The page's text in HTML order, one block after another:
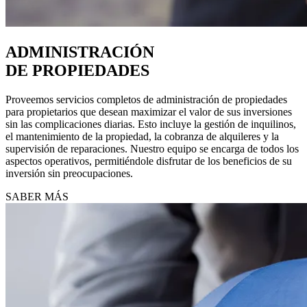
ADMINISTRACIÓN
DE PROPIEDADES
Proveemos servicios completos de administración de propiedades
para propietarios que desean maximizar el valor de sus inversiones
sin las complicaciones diarias. Esto incluye la gestión de inquilinos,
el mantenimiento de la propiedad, la cobranza de alquileres y la
supervisión de reparaciones. Nuestro equipo se encarga de todos los
aspectos operativos, permitiéndole disfrutar de los beneficios de su
inversión sin preocupaciones.
SABER MÁS